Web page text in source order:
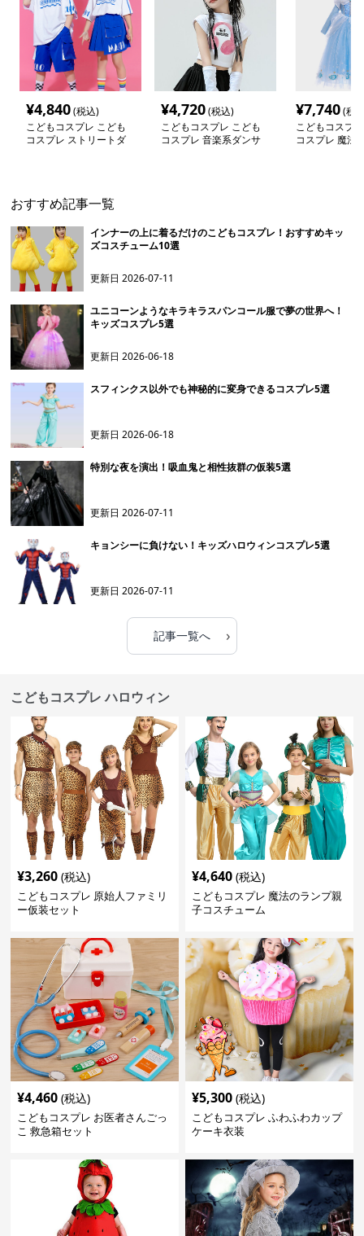
¥4,840(税込)
こどもコスプレ こども
コスプレ ストリートダ
¥4,720(税込)
こどもコスプレ こども
コスプレ 音楽系ダンサ
¥7,740(税
こどもコスプ
コスプレ 魔法
おすすめ記事一覧
インナーの上に着るだけのこどもコスプレ！おすすめキッ
ズコスチューム10選
更新日2026-07-11
ユニコーンようなキラキラスパンコール服で夢の世界へ！
キッズコスプレ5選
更新日2026-06-18
スフィンクス以外でも神秘的に変身できるコスプレ5選
更新日2026-06-18
特別な夜を演出！吸血鬼と相性抜群の仮装5選
更新日2026-07-11
キョンシーに負けない！キッズハロウィンコスプレ5選
更新日2026-07-11
記事一覧へ ›
こどもコスプレ ハロウィン
¥3,260 (税込)
こどもコスプレ 原始人ファミリ
ー仮装セット
¥4,640 (税込)
こどもコスプレ 魔法のランプ親
子コスチューム
¥4,460 (税込)
こどもコスプレ お医者さんごっ
こ 救急箱セット
¥5,300 (税込)
こどもコスプレ ふわふわカップ
ケーキ衣装